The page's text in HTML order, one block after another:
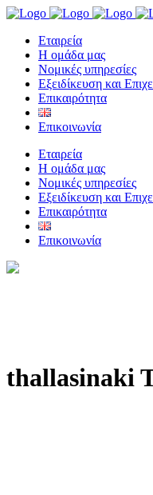
Eταιρεία
Η ομάδα μας
Νομικές υπηρεσίες
Εξειδίκευση και
Επικαιρότητα
Επικοινωνία
Eταιρεία
Η ομάδα μας
Νομικές υπηρεσίες
Εξειδίκευση και
Επικαιρότητα
Επικοινωνία
thallasinaki